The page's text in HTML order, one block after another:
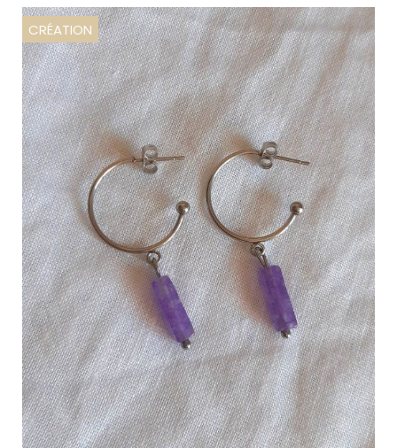
CRÉATION